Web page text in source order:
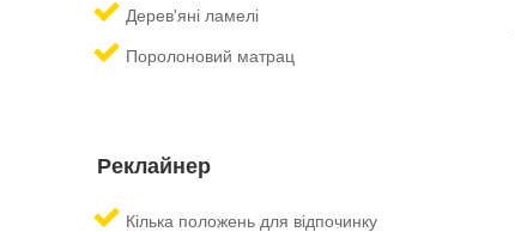
Дерев'яні ламелі
Поролоновий матрац
Реклайнер
Кілька положень для відпочинку